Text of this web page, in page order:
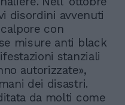
disordini avvenuti
con
misure anti black
stanziali
autorizzate»,
dei disastri.
da molti come